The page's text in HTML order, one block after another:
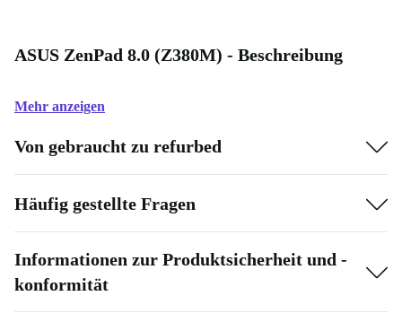
ASUS ZenPad 8.0 (Z380M) - Beschreibung
Mehr anzeigen
Von gebraucht zu refurbed
Häufig gestellte Fragen
Informationen zur Produktsicherheit und -
konformität